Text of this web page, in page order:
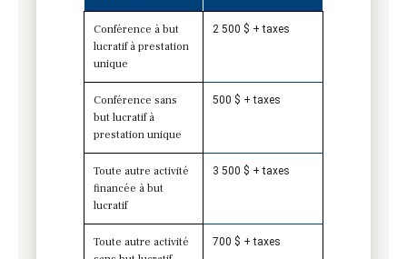
Conférence à but
lucratif à prestation
unique
2 500 $ + taxes
Conférence sans
but lucratif à
prestation unique
500 $ + taxes
Toute autre activité
financée à but
lucratif
3 500 $ + taxes
Toute autre activité
700 $ + taxes